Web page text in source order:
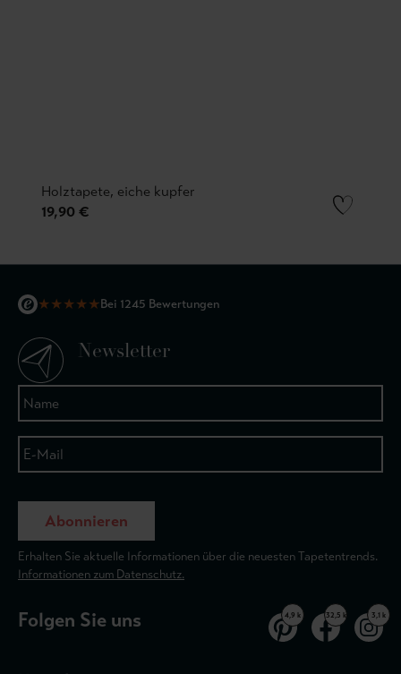
Holztapete, eiche kupfer
19,90 €
★★★★★Bei 1245 Bewertungen
Newsletter
Abonnieren
Erhalten Sie aktuelle Informationen über die neuesten Tapetentrends.
Informationen zum Datenschutz.
Folgen Sie uns 4,9 k 32,5 k 3,1 k